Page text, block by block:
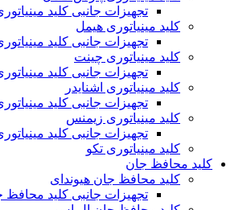
تجهیزات جانبی کلید
کلید مینیاتوری هیمل
تجهیزات جانبی کلید
کلید مینیاتوری چینت
تجهیزات جانبی کلید
کلید مینیاتوری اشنایدر
تجهیزات جانبی کلید
کلید مینیاتوری زیمنس
تجهیزات جانبی کلید
کلید مینیاتوری تکو
کلید محافظ جان
کلید محافظ جان هیوندای
تجهیزات جانبی کلید محافظ